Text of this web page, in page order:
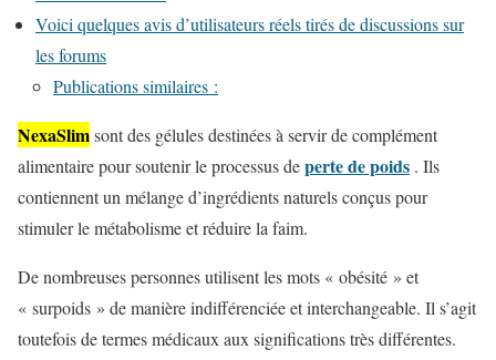
Voici quelques avis d’utilisateurs réels tirés de discussions sur
les forums
Publications similaires :
NexaSlimsont des gélules destinées à servir de complément
alimentaire pour soutenir le processus deperte de poids . Ils
contiennent un mélange d’ingrédients naturels conçus pour
stimuler le métabolisme et réduire la faim.
De nombreuses personnes utilisent les mots « obésité » et
« surpoids » de manière indifférenciée et interchangeable. Il s’agit
toutefois de termes médicaux aux significations très différentes.